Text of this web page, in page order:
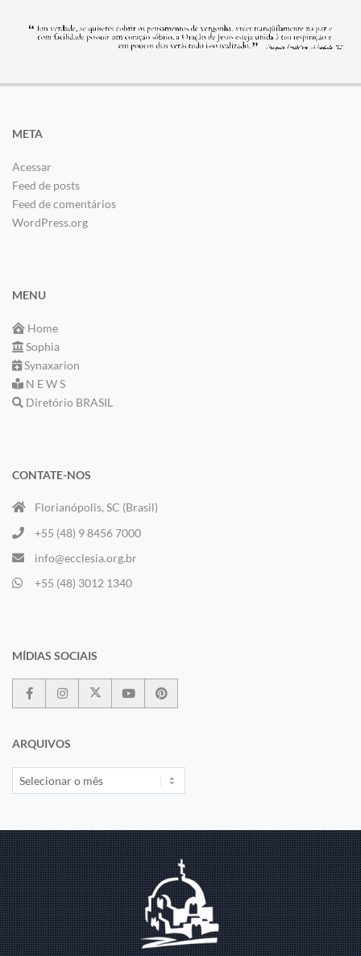
META
Acessar
Feed de posts
Feed de comentários
WordPress.org
MENU
Home
Sophia
Synaxarion
N E W S
Diretório BRASIL
CONTATE-NOS
Florianópolis, SC (Brasil)
+55 (48) 9 8456 7000
info@ecclesia.org.br
+55 (48) 3012 1340
MÍDIAS SOCIAIS
ARQUIVOS